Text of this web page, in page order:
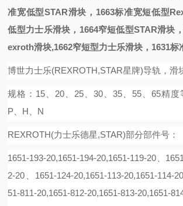
准宽低型STAR滑块， 1663标准宽短低型
低型力士乐滑块， 1664窄短低型STAR滑块，
exroth滑块,1662窄短型力士乐滑块， 1631标
博世力士乐(REXROTH,STAR星牌)导轨，滑
规格：15、20、25、30、35、55、65精度
P、H、N
REXROTH(力士乐德星,STAR)部分部件号：
1651-193-20,1651-194-20,1651-119-20、
2-20、1651-124-20,1651-113-20,1651-114-
51-811-20,1651-812-20,1651-813-20,1651-